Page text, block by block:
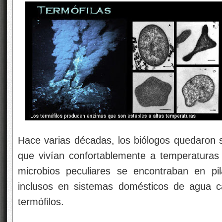
Hace varias décadas, los biólogos quedaron
que vivían confortablemente a
microbios peculiares se encontraban en
inclusos en sistemas domésticos de agua
termófilos.